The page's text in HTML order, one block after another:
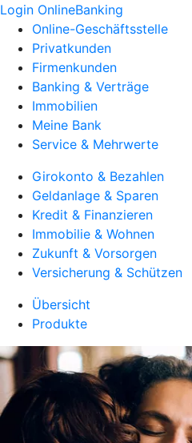
Login OnlineBanking
Online-Geschäftsstelle
Privatkunden
Firmenkunden
Banking & Verträge
Immobilien
Meine Bank
Service & Mehrwerte
Girokonto & Bezahlen
Geldanlage & Sparen
Kredit & Finanzieren
Immobilie & Wohnen
Zukunft & Vorsorgen
Versicherung & Schützen
Übersicht
Produkte